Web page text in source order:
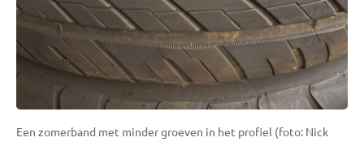
Een zomerband met minder groeven in het profiel (foto: Nick